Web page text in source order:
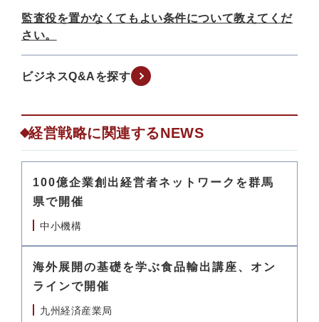
監査役を置かなくてもよい条件について教えてくだ
さい。
ビジネスQ&Aを探す
経営戦略に関連するNEWS
100億企業創出経営者ネットワークを群馬
県で開催
中小機構
海外展開の基礎を学ぶ食品輸出講座、オン
ラインで開催
九州経済産業局